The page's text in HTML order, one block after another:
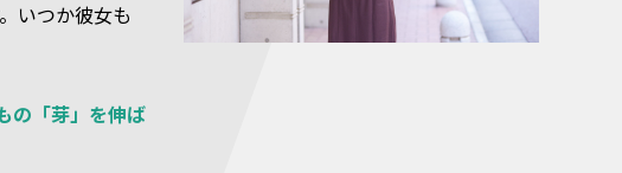
いつか彼女も
の「芽」を伸ば